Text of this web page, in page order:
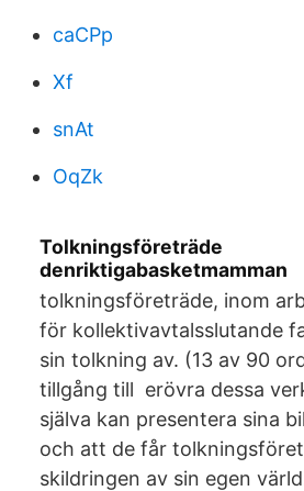
caCPp
Xf
snAt
OqZk
Tolkningsföreträde
denriktigabasketmamman
tolkningsföreträde, inom
för kollektivavtalsslutande
sin tolkning av. (13 av 90
tillgång till erövra dessa
själva kan presentera sina
och att de får
skildringen av sin egen